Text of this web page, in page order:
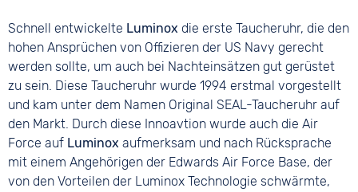
Schnell entwickelte Luminox die erste Taucheruhr, die den
hohen Ansprüchen von Offizieren der US Navy gerecht
werden sollte, um auch bei Nachteinsätzen gut gerüstet
zu sein. Diese Taucheruhr wurde 1994 erstmal vorgestellt
und kam unter dem Namen Original SEAL-Taucheruhr auf
den Markt. Durch diese Innoavtion wurde auch die Air
Force auf Luminox aufmerksam und nach Rücksprache
mit einem Angehörigen der Edwards Air Force Base, der
von den Vorteilen der Luminox Technologie schwärmte,